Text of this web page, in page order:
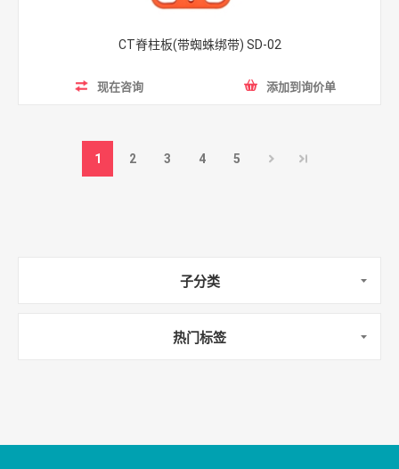
CT脊柱板(带蜘蛛绑带) SD-02
现在咨询 添加到询价单
1 2 3 4 5
子分类
热门标签